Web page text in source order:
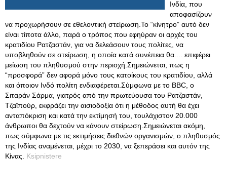
Ινδία, που
αποφασίζουν
να προχωρήσουν σε εθελοντική στείρωση.Το “κίνητρο” αυτό δεν
είναι τίποτα άλλο, παρά ο τρόπος που εφηύραν οι αρχές του
κρατιδίου Ρατζαστάν, για να δελεάσουν τους πολίτες, να
υποβληθούν σε στείρωση, η οποία κατά συνέπεια θα.... επιφέρει
μείωση του πληθυσμού στην περιοχή.Σημειώνεται, πως η
“προσφορά” δεν αφορά μόνο τους κατοίκους του κρατιδίου, αλλά
και όποιον Ινδό πολίτη ενδιαφέρεται.Σύμφωνα με το BBC, o
Σιταράν Σάρμα, γιατρός από την πρωτεύουσα του Ρατζαστάν,
Τζαϊπούρ, εκφράζει την αισιοδοξία ότι η μέθοδος αυτή θα έχει
ανταπόκριση και κατά την εκτίμησή του, τουλάχιστον 20.000
άνθρωποι θα δεχτούν να κάνουν στείρωση.Σημειώνεται ακόμη,
πως σύμφωνα με τις εκτιμήσεις διεθνών οργανισμών, ο πληθυσμός
της Ινδίας αναμένεται, μέχρι το 2030, να ξεπεράσει και αυτόν της
Κίνας. Ksipnistere